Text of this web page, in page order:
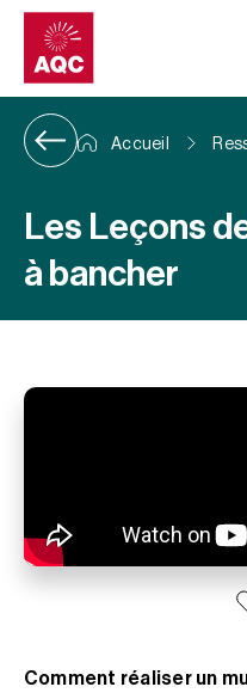
Panneau de gestion des
Accueil
Les Leçons
à bancher
Comment réaliser un